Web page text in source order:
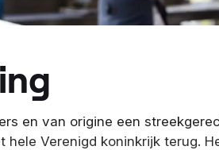
en van origine een
hele Verenigd koninkrijk terug.